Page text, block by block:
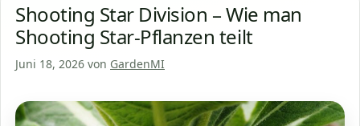
Shooting Star Division – Wie man
Shooting Star-Pflanzen teilt
Juni 18, 2026 von GardenMI